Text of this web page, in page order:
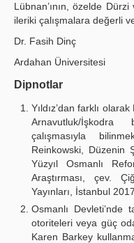
Lübnan’ının, özelde
ileriki çalışmalara değerli
Dr. Fasih Dinç
Ardahan Üniversitesi
Dipnotlar
Yıldız’dan farklı
Arnavutluk/İşkodra
çalışmasıyla
Reinkowski, Düzenin
Yüzyıl Osmanlı
Araştırması, çev.
Yayınları, İstanbul 2017.
Osmanlı Devleti’nde
otoriteleri veya güç
Karen Barkey